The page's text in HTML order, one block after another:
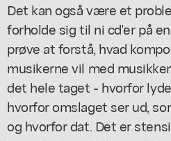
Det kan også være et
forholde sig til ni cd'er på
prøve at forstå, hvad
musikerne vil med
det hele taget - hvorfor
hvorfor omslaget ser ud,
og hvorfor dat. Det er